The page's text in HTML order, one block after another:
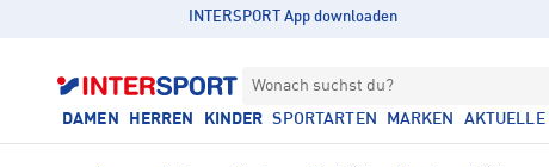
INTERSPORT App downloaden
Wonach suchst du?
DAMEN HERREN KINDER SPORTARTEN MARKEN AKTUELLE